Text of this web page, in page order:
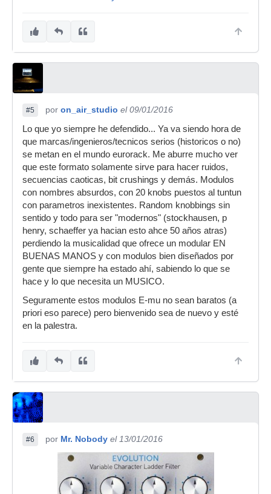
#5 por on_air_studio el 09/01/2016
Lo que yo siempre he defendido... Ya va siendo hora de
que marcas/ingenieros/tecnicos serios (historicos o no)
se metan en el mundo eurorack. Me aburre mucho ver
que este formato solamente sirve para hacer ruidos,
secuencias caoticas, bit crushings y demás. Modulos
con nombres absurdos, con 20 knobs puestos al tuntun
con parametros inexistentes. Random knobbings sin
sentido y todo para ser "modernos" (stockhausen, p
henry, schaeffer ya hacian esto ahce 50 años atras)
perdiendo la musicalidad que ofrece un modular EN
BUENAS MANOS y con modulos bien diseñados por
gente que siempre ha estado ahí, sabiendo lo que se
hace y lo que necesita un MUSICO.
Seguramente estos modulos E-mu no sean baratos (a
priori eso parece) pero bienvenido sea de nuevo y esté
en la palestra.
#6 por Mr. Nobody el 13/01/2016